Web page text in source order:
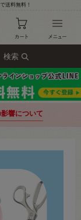
送料無料！
検索
響について